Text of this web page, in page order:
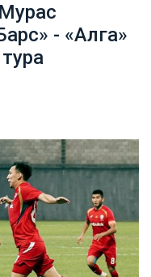
- «Алга»